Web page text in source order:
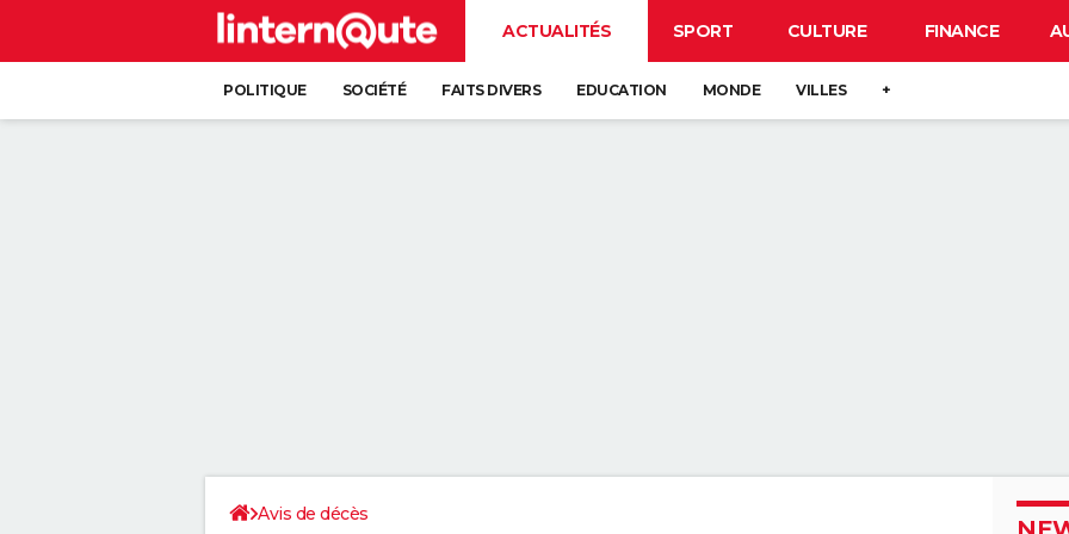
ACTUALITÉS SPORT CULTURE FINANCE
POLITIQUE SOCIÉTÉ FAITS DIVERS EDUCATION MONDE VILLES +
Avis de décès